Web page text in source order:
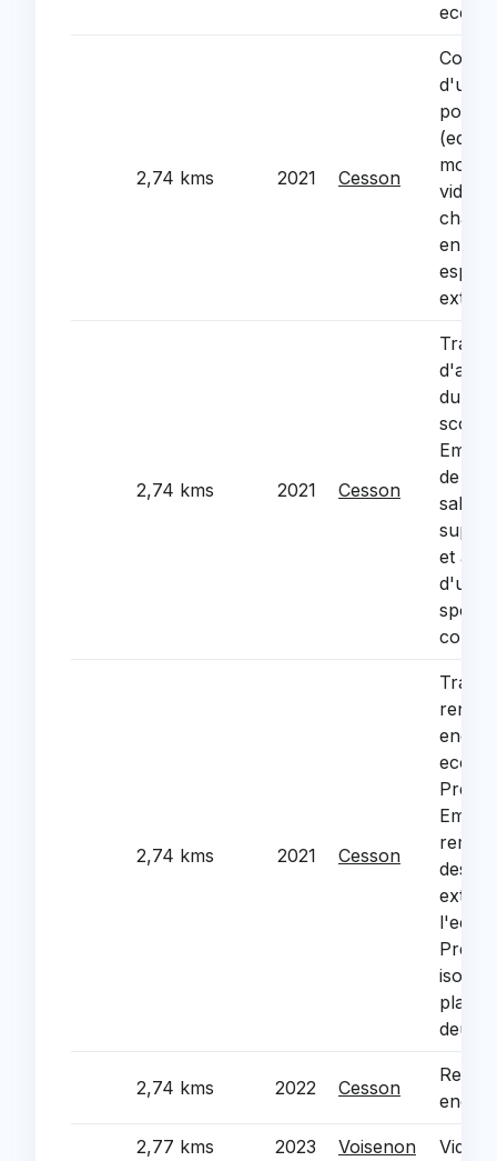
ecoles
2,74 kms 2021 Cesson
d'un
police
en etat
2,74 kms 2021 Cesson
du
Emile
de
salles
et
d'un
2,74 kms 2021 Cesson
Emile
des
deux
2,74 kms 2022 Cesson
2,77 kms 2023 Voisenon